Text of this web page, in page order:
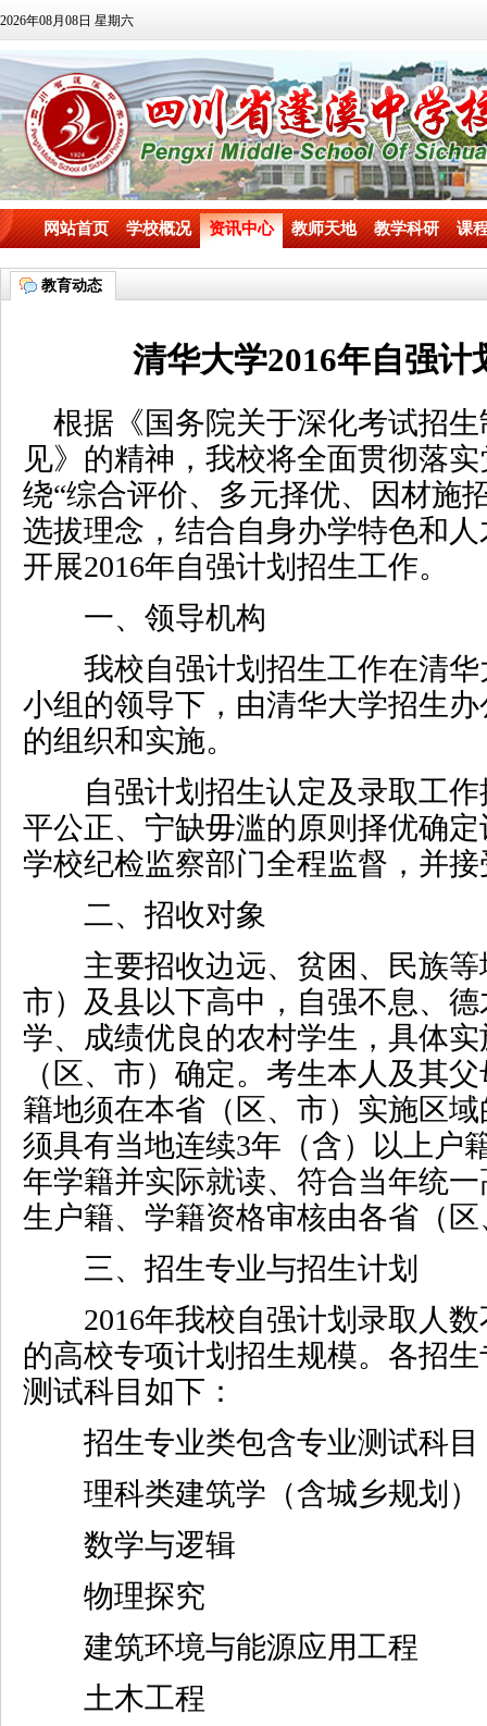
2026年08月08日 星期六
网站首页 学校概况 资讯中心 教师天地 教学科研 课
教育动态
清华大学2016年自强计
根据《国务院关于深化考试招生
见》的精神，我校将全面贯彻落
绕“综合评价、多元择优、因材施
选拔理念，结合自身办学特色和
开展2016年自强计划招生工作。
一、领导机构
我校自强计划招生工作在清华
小组的领导下，由清华大学招生
的组织和实施。
自强计划招生认定及录取工作
平公正、宁缺毋滥的原则择优确
学校纪检监察部门全程监督，并
二、招收对象
主要招收边远、贫困、民族等
市）及县以下高中，自强不息、
学、成绩优良的农村学生，具体
（区、市）确定。考生本人及其
籍地须在本省（区、市）实施区
须具有当地连续3年（含）以上户
年学籍并实际就读、符合当年统
生户籍、学籍资格审核由各省（
三、招生专业与招生计划
2016年我校自强计划录取人
的高校专项计划招生规模。各招
测试科目如下：
招生专业类包含专业测试科目
理科类建筑学（含城乡规划）
数学与逻辑
物理探究
建筑环境与能源应用工程
土木工程